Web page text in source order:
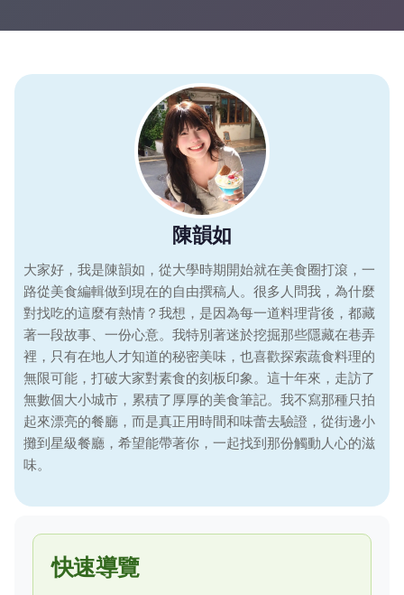
陳韻如
大家好，我是陳韻如，從大學時期開始就在美食圈打滾，一
路從美食編輯做到現在的自由撰稿人。很多人問我，為什麼
對找吃的這麼有熱情？我想，是因為每一道料理背後，都藏
著一段故事、一份心意。我特別著迷於挖掘那些隱藏在巷弄
裡，只有在地人才知道的秘密美味，也喜歡探索蔬食料理的
無限可能，打破大家對素食的刻板印象。這十年來，走訪了
無數個大小城市，累積了厚厚的美食筆記。我不寫那種只拍
起來漂亮的餐廳，而是真正用時間和味蕾去驗證，從街邊小
攤到星級餐廳，希望能帶著你，一起找到那份觸動人心的滋
味。
快速導覽